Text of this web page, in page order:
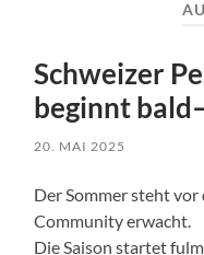
Schweizer
beginnt
20. MAI 2025
Der Sommer steht vor
Community erwacht.
Die Saison startet